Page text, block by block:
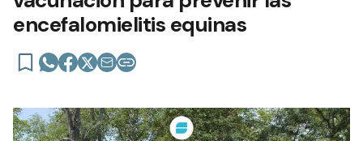
encefalomielitis equinas